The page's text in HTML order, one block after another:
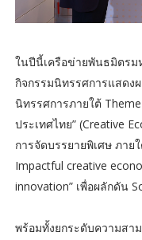
ในปีนี้เครือข่ายพันธมิตรม
กิจกรรมนิทรรศการแสดง
นิทรรศการภายใต้
ประเทศไทย” (Creative
การจัดบรรยายพิเศษ ภาย
Impactful creative
innovation” เพื่อผลักดัน
พร้อมทั้งยกระดับความสา